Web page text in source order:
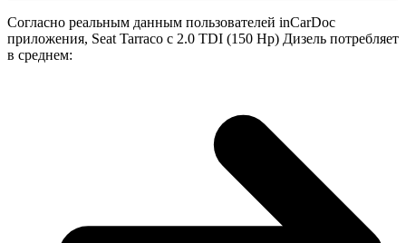
Согласно реальным данным пользователей inCarDoc
приложения, Seat Tarraco с 2.0 TDI (150 Hp) Дизель потребляет
в среднем: